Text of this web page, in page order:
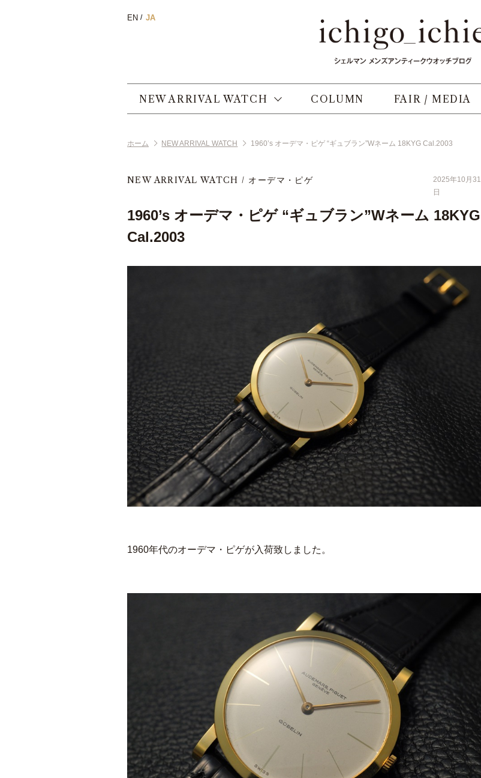
NEW ARRIVAL WATCH COLUMN FAIR / MEDIA
ホーム NEW ARRIVAL WATCH 1960’s オーデマ・ピゲ “ギュブラン”Wネーム 18KYG Cal.2003
NEW ARRIVAL WATCH オーデマ・ピゲ
2025年10月31
日
1960’s オーデマ・ピゲ “ギュブラン”Wネーム 18KYG
Cal.2003
1960年代のオーデマ・ピゲが入荷致しました。
EN JA